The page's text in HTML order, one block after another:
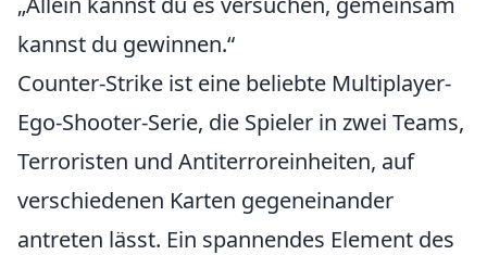
kannst du gewinnen.“
Counter-Strike ist eine beliebte Multiplayer-
Ego-Shooter-Serie, die Spieler in zwei Teams,
Terroristen und Antiterroreinheiten, auf
verschiedenen Karten gegeneinander
antreten lässt. Ein spannendes Element des